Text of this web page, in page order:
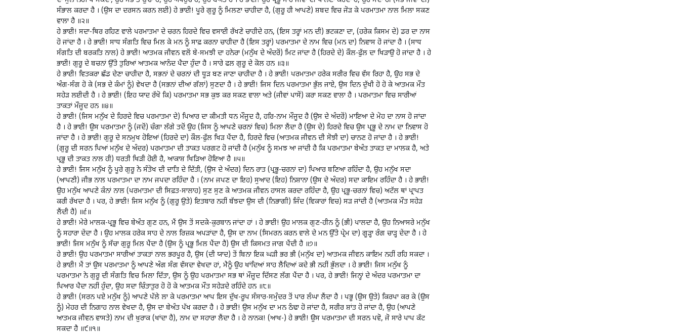
ਸੰਭਾਲ ਕਰਦਾ ਹੈ । (ਉਸ ਦਾ ਦਰਸਨ ਕਰਨ ਲਈ) ਹੇ ਭਾਈ! ਪੂਰੇ ਗੁਰੂ ਨੂੰ ਮਿਲਣਾ ਚਾਹੀਦਾ ਹੈ, (ਗੁਰੂ ਹੀ ਆਪਣੇ) ਸ਼ਬਦ ਵਿਚ ਜੋੜ ਕੇ ਪਰਮਾਤਮਾ ਨਾਲ ਮਿਲਾ ਸਕਣ
ਵਾਲਾ ਹੈ ॥੨॥
ਹੇ ਭਾਈ! ਸਦਾ-ਥਿਰ ਰਹਿਣ ਵਾਲੇ ਪਰਮਾਤਮਾ ਦੇ ਚਰਨ ਹਿਰਦੇ ਵਿਚ ਵਸਾਈ ਰੱਖਣੇ ਚਾਹੀਦੇ ਹਨ, (ਇਸ ਤਰ੍ਹਾਂ ਮਨ ਦੀ) ਭਟਕਣਾ ਦਾ, (ਹਰੇਕ ਕਿਸਮ ਦੇ) ਡਰ ਦਾ ਨਾਸ
ਹੋ ਜਾਂਦਾ ਹੈ । ਹੇ ਭਾਈ! ਸਾਧ ਸੰਗਤਿ ਵਿਚ ਮਿਲ ਕੇ ਮਨ ਨੂੰ ਸਾਫ਼ ਕਰਨਾ ਚਾਹੀਦਾ ਹੈ (ਇਸ ਤਰ੍ਹਾਂ) ਪਰਮਾਤਮਾ ਦੇ ਨਾਮ ਵਿਚ (ਮਨ ਦਾ) ਨਿਵਾਸ ਹੋ ਜਾਂਦਾ ਹੈ । (ਸਾਧ
ਸੰਗਤਿ ਦੀ ਬਰਕਤਿ ਨਾਲ) ਹੇ ਭਾਈ! ਆਤਮਕ ਜੀਵਨ ਵਲੋਂ ਬੇ-ਸਮਝੀ ਦਾ ਹਨੇਰਾ (ਮਨੁੱਖ ਦੇ ਅੰਦਰੋਂ) ਮਿਟ ਜਾਂਦਾ ਹੈ (ਹਿਰਦੇ ਦੇ) ਕੌਲ-ਫੁੱਲ ਦਾ ਖਿੜਾਉ ਹੋ ਜਾਂਦਾ ਹੈ । ਹੇ
ਭਾਈ! ਗੁਰੂ ਦੇ ਬਚਨਾਂ ਉੱਤੇ ਤੁਰਿਆਂ ਆਤਮਕ ਆਨੰਦ ਪੈਦਾ ਹੁੰਦਾ ਹੈ । ਸਾਰੇ ਫਲ ਗੁਰੂ ਦੇ ਕੋਲ ਹਨ ॥੩॥
ਹੇ ਭਾਈ! ਵਿਤਕਰਾ ਛੱਡ ਦੇਣਾ ਚਾਹੀਦਾ ਹੈ, ਸਭਨਾਂ ਦੇ ਚਰਨਾਂ ਦੀ ਧੂੜ ਬਣ ਜਾਣਾ ਚਾਹੀਦਾ ਹੈ । ਹੇ ਭਾਈ! ਪਰਮਾਤਮਾ ਹਰੇਕ ਸਰੀਰ ਵਿਚ ਵੱਸ ਰਿਹਾ ਹੈ, ਉਹ ਸਭ ਦੇ
ਅੰਗ-ਸੰਗ ਹੋ ਕੇ (ਸਭ ਦੇ ਕੰਮਾਂ ਨੂੰ) ਵੇਖਦਾ ਹੈ (ਸਭਨਾਂ ਦੀਆਂ ਗੱਲਾਂ) ਸੁਣਦਾ ਹੈ । ਹੇ ਭਾਈ! ਜਿਸ ਦਿਨ ਪਰਮਾਤਮਾ ਭੁੱਲ ਜਾਏ, ਉਸ ਦਿਨ ਦੁੱਖੀ ਹੋ ਹੋ ਕੇ ਆਤਮਕ ਮੌਤ
ਸਹੇੜ ਲਈਦੀ ਹੈ । ਹੇ ਭਾਈ! (ਇਹ ਯਾਦ ਰੱਖੋ ਕਿ) ਪਰਮਾਤਮਾ ਸਭ ਕੁਝ ਕਰ ਸਕਣ ਵਾਲਾ ਅਤੇ (ਜੀਵਾਂ ਪਾਸੋਂ) ਕਰਾ ਸਕਣ ਵਾਲਾ ਹੈ । ਪਰਮਾਤਮਾ ਵਿਚ ਸਾਰੀਆਂ
ਤਾਕਤਾਂ ਮੌਜੂਦ ਹਨ ॥੪॥
ਹੇ ਭਾਈ! (ਜਿਸ ਮਨੁੱਖ ਦੇ ਹਿਰਦੇ ਵਿਚ ਪਰਮਾਤਮਾ ਦੇ) ਪਿਆਰ ਦਾ ਕੀਮਤੀ ਧਨ ਮੌਜੂਦ ਹੈ, ਹਰਿ-ਨਾਮ ਮੌਜੂਦ ਹੈ (ਉਸ ਦੇ ਅੰਦਰੋਂ) ਮਾਇਆ ਦੇ ਮੋਹ ਦਾ ਨਾਸ ਹੋ ਜਾਂਦਾ
ਹੈ । ਹੇ ਭਾਈ! ਉਸ ਪਰਮਾਤਮਾ ਨੂੰ (ਜਦੋਂ) ਚੰਗਾ ਲੱਗੇ ਤਦੋਂ ਉਹ (ਜਿਸ ਨੂੰ ਆਪਣੇ ਚਰਨਾਂ ਵਿਚ) ਮਿਲਾ ਲੈਂਦਾ ਹੈ (ਉਸ ਦੇ) ਹਿਰਦੇ ਵਿਚ ਉਸ ਪ੍ਰਭੂ ਦੇ ਨਾਮ ਦਾ ਨਿਵਾਸ ਹੋ
ਜਾਂਦਾ ਹੈ । ਹੇ ਭਾਈ! ਗੁਰੂ ਦੇ ਸਨਮੁਖ ਹੋਇਆਂ (ਹਿਰਦੇ ਦਾ) ਕੌਲ-ਫੁੱਲ ਖਿੜ ਪੈਂਦਾ ਹੈ, ਹਿਰਦੇ ਵਿਚ (ਆਤਮਕ ਜੀਵਨ ਦੀ ਸੋਝੀ ਦਾ) ਚਾਨਣ ਹੋ ਜਾਂਦਾ ਹੈ । ਹੇ ਭਾਈ!
(ਗੁਰੂ ਦੀ ਸਰਨ ਪਿਆਂ ਮਨੁੱਖ ਦੇ ਅੰਦਰ) ਪਰਮਾਤਮਾ ਦੀ ਤਾਕਤ ਪਰਗਟ ਹੋ ਜਾਂਦੀ ਹੈ (ਮਨੁੱਖ ਨੂੰ ਸਮਝ ਆ ਜਾਂਦੀ ਹੈ ਕਿ ਪਰਮਾਤਮਾ ਬੇਅੰਤ ਤਾਕਤ ਦਾ ਮਾਲਕ ਹੈ, ਅਤੇ
ਪ੍ਰਭੂ ਦੀ ਤਾਕਤ ਨਾਲ ਹੀ) ਧਰਤੀ ਖਿੜੀ ਹੋਈ ਹੈ, ਆਕਾਸ਼ ਖਿੜਿਆ ਹੋਇਆ ਹੈ ॥੫॥
ਹੇ ਭਾਈ! ਜਿਸ ਮਨੁੱਖ ਨੂੰ ਪੂਰੇ ਗੁਰੂ ਨੇ ਸੰਤੋਖ ਦੀ ਦਾਤਿ ਦੇ ਦਿੱਤੀ, (ਉਸ ਦੇ ਅੰਦਰ) ਦਿਨ ਰਾਤ (ਪ੍ਰਭੂ-ਚਰਨਾਂ ਦਾ) ਪਿਆਰ ਬਣਿਆ ਰਹਿੰਦਾ ਹੈ, ਉਹ ਮਨੁੱਖ ਸਦਾ
(ਆਪਣੀ) ਜੀਭ ਨਾਲ ਪਰਮਾਤਮਾ ਦਾ ਨਾਮ ਜਪਦਾ ਰਹਿੰਦਾ ਹੈ । (ਨਾਮ ਜਪਣ ਦਾ ਇਹ) ਸੁਆਦ (ਇਹ) ਨਿਸ਼ਾਨਾ (ਉਸ ਦੇ ਅੰਦਰ) ਸਦਾ ਕਾਇਮ ਰਹਿੰਦਾ ਹੈ । ਹੇ ਭਾਈ!
ਉਹ ਮਨੁੱਖ ਆਪਣੇ ਕੰਨਾਂ ਨਾਲ (ਪਰਮਾਤਮਾ ਦੀ ਸਿਫ਼ਤ-ਸਾਲਾਹ) ਸੁਣ ਸੁਣ ਕੇ ਆਤਮਕ ਜੀਵਨ ਹਾਸਲ ਕਰਦਾ ਰਹਿੰਦਾ ਹੈ, ਉਹ ਪ੍ਰਭੂ-ਚਰਨਾਂ ਵਿਚ) ਅਟੱਲ ਥਾਂ ਪ੍ਰਾਪਤ
ਕਰੀ ਰੱਖਦਾ ਹੈ । ਪਰ, ਹੇ ਭਾਈ! ਜਿਸ ਮਨੁੱਖ ਨੂੰ (ਗੁਰੂ ਉਤੇ) ਇਤਬਾਰ ਨਹੀਂ ਬੱਝਦਾ ਉਸ ਦੀ (ਨਿਭਾਗੀ) ਜਿੰਦ (ਵਿਕਾਰਾਂ ਵਿਚ) ਸੜ ਜਾਂਦੀ ਹੈ (ਆਤਮਕ ਮੌਤ ਸਹੇੜ
ਲੈਂਦੀ ਹੈ) ॥੬॥
ਹੇ ਭਾਈ! ਮੇਰੇ ਮਾਲਕ-ਪ੍ਰਭੂ ਵਿਚ ਬੇਅੰਤ ਗੁਣ ਹਨ, ਮੈਂ ਉਸ ਤੋਂ ਸਦਕੇ-ਕੁਰਬਾਨ ਜਾਂਦਾ ਹਾਂ । ਹੇ ਭਾਈ! ਉਹ ਮਾਲਕ ਗੁਣ-ਹੀਨ ਨੂੰ (ਭੀ) ਪਾਲਦਾ ਹੈ, ਉਹ ਨਿਆਸਰੇ ਮਨੁੱਖ
ਨੂੰ ਸਹਾਰਾ ਦੇਂਦਾ ਹੈ । ਉਹ ਮਾਲਕ ਹਰੇਕ ਸਾਹ ਦੇ ਨਾਲ ਰਿਜ਼ਕ ਅਪੜਾਂਦਾ ਹੈ, ਉਸ ਦਾ ਨਾਮ (ਸਿਮਰਨ ਕਰਨ ਵਾਲੇ ਦੇ ਮਨ ਉੱਤੇ ਪ੍ਰੇਮ ਦਾ) ਗੂੜ੍ਹਾ ਰੰਗ ਚਾੜ੍ਹ ਦੇਂਦਾ ਹੈ । ਹੇ
ਭਾਈ! ਜਿਸ ਮਨੁੱਖ ਨੂੰ ਸੱਚਾ ਗੁਰੂ ਮਿਲ ਪੈਂਦਾ ਹੈ (ਉਸ ਨੂੰ ਪ੍ਰਭੂ ਮਿਲ ਪੈਂਦਾ ਹੈ) ਉਸ ਦੀ ਕਿਸਮਤ ਜਾਗ ਪੈਂਦੀ ਹੈ ॥੭॥
ਹੇ ਭਾਈ! ਉਹ ਪਰਮਾਤਮਾ ਸਾਰੀਆਂ ਤਾਕਤਾਂ ਨਾਲ ਭਰਪੂਰ ਹੈ, ਉਸ (ਦੀ ਯਾਦ) ਤੋਂ ਬਿਨਾ ਇਕ ਘੜੀ ਭਰ ਭੀ (ਮਨੁੱਖ ਦਾ) ਆਤਮਕ ਜੀਵਨ ਕਾਇਮ ਨਹੀਂ ਰਹਿ ਸਕਦਾ ।
ਹੇ ਭਾਈ! ਮੈਂ ਤਾਂ ਉਸ ਪਰਮਾਤਮਾ ਨੂੰ ਆਪਣੇ ਅੰਗ ਸੰਗ ਵੱਸਦਾ ਵੇਖਦਾ ਹਾਂ, ਮੈਨੂੰ ਉਹ ਖਾਂਦਿਆਂ ਸਾਹ ਲੈਂਦਿਆਂ ਕਦੇ ਭੀ ਨਹੀਂ ਭੁੱਲਦਾ । ਹੇ ਭਾਈ! ਜਿਸ ਮਨੁੱਖ ਨੂੰ
ਪਰਮਾਤਮਾ ਨੇ ਗੁਰੂ ਦੀ ਸੰਗਤਿ ਵਿਚ ਮਿਲਾ ਦਿੱਤਾ, ਉਸ ਨੂੰ ਉਹ ਪਰਮਾਤਮਾ ਸਭ ਥਾਂ ਮੌਜੂਦ ਦਿੱਸਣ ਲੱਗ ਪੈਂਦਾ ਹੈ । ਪਰ, ਹੇ ਭਾਈ! ਜਿਨ੍ਹਾਂ ਦੇ ਅੰਦਰ ਪਰਮਾਤਮਾ ਦਾ
ਪਿਆਰ ਪੈਦਾ ਨਹੀਂ ਹੁੰਦਾ, ਉਹ ਸਦਾ ਚਿੰਤਾਤੁਰ ਹੋ ਹੋ ਕੇ ਆਤਮਕ ਮੌਤ ਸਹੇੜਦੇ ਰਹਿੰਦੇ ਹਨ ॥੮॥
ਹੇ ਭਾਈ! (ਸਰਨ ਪਏ ਮਨੁੱਖ ਨੂੰ) ਆਪਣੇ ਪੱਲੇ ਲਾ ਕੇ ਪਰਮਾਤਮਾ ਆਪ ਇਸ ਦੁੱਖ-ਰੂਪ ਸੰਸਾਰ-ਸਮੁੰਦਰ ਤੋਂ ਪਾਰ ਲੰਘਾ ਲੈਂਦਾ ਹੈ । ਪਭੂ (ਉਸ ਉਤੇ) ਕਿਰਪਾ ਕਰ ਕੇ (ਉਸ
ਨੂੰ) ਮੇਹਰ ਦੀ ਨਿਗਾਹ ਨਾਲ ਵੇਖਦਾ ਹੈ, ਉਸ ਦਾ ਬੇਅੰਤ ਪੱਖ ਕਰਦਾ ਹੈ । ਹੇ ਭਾਈ! ਉਸ ਮਨੁੱਖ ਦਾ ਮਨ ਠੰਢਾ ਹੋ ਜਾਂਦਾ ਹੈ, ਸਰੀਰ ਸ਼ਾਂਤ ਹੋ ਜਾਂਦਾ ਹੈ, ਉਹ (ਆਪਣੇ
ਆਤਮਕ ਜੀਵਨ ਵਾਸਤੇ) ਨਾਮ ਦੀ ਖ਼ੁਰਾਕ (ਖਾਂਦਾ ਹੈ), ਨਾਮ ਦਾ ਸਹਾਰਾ ਲੈਂਦਾ ਹੈ । ਹੇ ਨਾਨਕ! (ਆਖ-) ਹੇ ਭਾਈ! ਉਸ ਪਰਮਾਤਮਾ ਦੀ ਸਰਨ ਪਵੋ, ਜੋ ਸਾਰੇ ਪਾਪ ਕੱਟ
ਸਕਦਾ ਹੈ ॥੯॥੧॥